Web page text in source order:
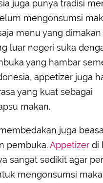
juga punya tradisi
mengonsumsi
menu yang dimakan
luar negeri suka
yang hambar
appetizer juga
yang kuat sebagai
makan.
juga
pembuka.Appetizer di
sangat sedikit agar
mengonsumsi